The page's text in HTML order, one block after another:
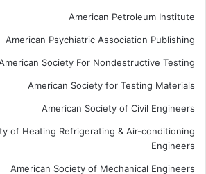
American Petroleum Institute
American Psychiatric Association Publishing
Society For Nondestructive Testing
American Society for Testing Materials
American Society of Civil Engineers
of Heating Refrigerating & Air-conditioning
Engineers
American Society of Mechanical Engineers